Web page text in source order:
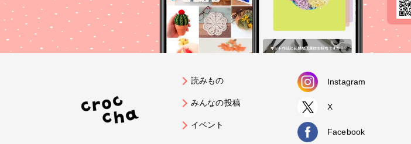
読みもの
みんなの投稿
イベント
Instagram
X
Facebook